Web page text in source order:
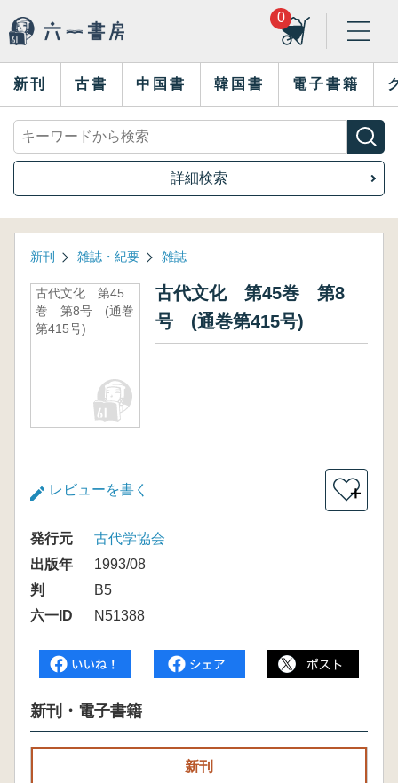
0
新刊 古書 中国書 韓国書 電子書籍
詳細検索
新刊 雑誌・紀要 雑誌
古代文化 第45
巻 第8号 (通巻
第415号)
古代文化 第45巻 第8
号 (通巻第415号)
レビューを書く ＋
発行元
古代学協会
出版年
1993/08
判
B5
六一ID
N51388
新刊・電子書籍
新刊